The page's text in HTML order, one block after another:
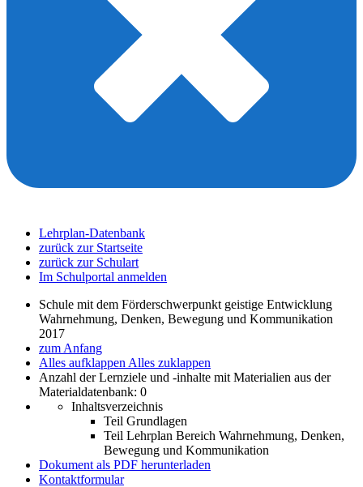
Lehrplan-Datenbank
zurück zur Startseite
zurück zur Schulart
Im Schulportal anmelden
Schule mit dem Förderschwerpunkt geistige Entwicklung
Wahrnehmung, Denken, Bewegung und Kommunikation
2017
zum Anfang
Alles aufklappen Alles zuklappen
Anzahl der Lernziele und -inhalte mit Materialien aus der
Materialdatenbank: 0
Inhaltsverzeichnis
Teil Grundlagen
Teil Lehrplan Bereich Wahrnehmung, Denken,
Bewegung und Kommunikation
Dokument als PDF herunterladen
Kontaktformular